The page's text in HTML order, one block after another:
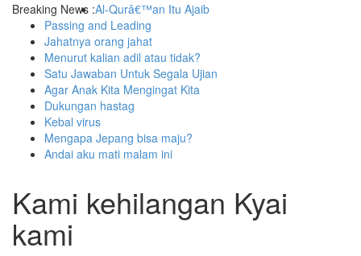
Breaking News :Al-Qurâ€™an Itu Ajaib
Passing and Leading
Jahatnya orang jahat
Menurut kalian adil atau tidak?
Satu Jawaban Untuk Segala Ujian
Agar Anak Kita Mengingat Kita
Dukungan hastag
Kebal virus
Mengapa Jepang bisa maju?
Andai aku mati malam ini
Kami kehilangan Kyai
kami